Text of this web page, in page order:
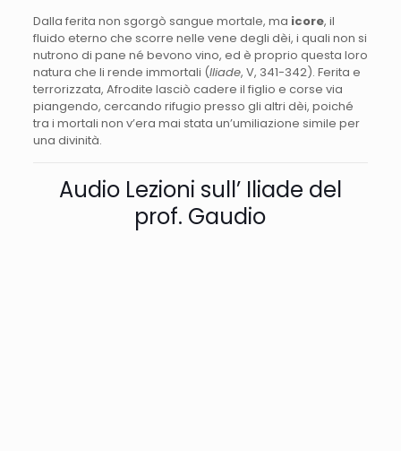
Dalla ferita non sgorgò sangue mortale, ma icore, il
fluido eterno che scorre nelle vene degli dèi, i quali non si
nutrono di pane né bevono vino, ed è proprio questa loro
natura che li rende immortali (Iliade, V, 341-342). Ferita e
terrorizzata, Afrodite lasciò cadere il figlio e corse via
piangendo, cercando rifugio presso gli altri dèi, poiché
tra i mortali non v’era mai stata un’umiliazione simile per
una divinità.
Audio Lezioni sull’ Iliade del
prof. Gaudio